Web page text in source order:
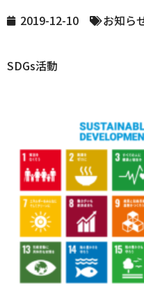
2019-12-10 お知ら
SDGs活動